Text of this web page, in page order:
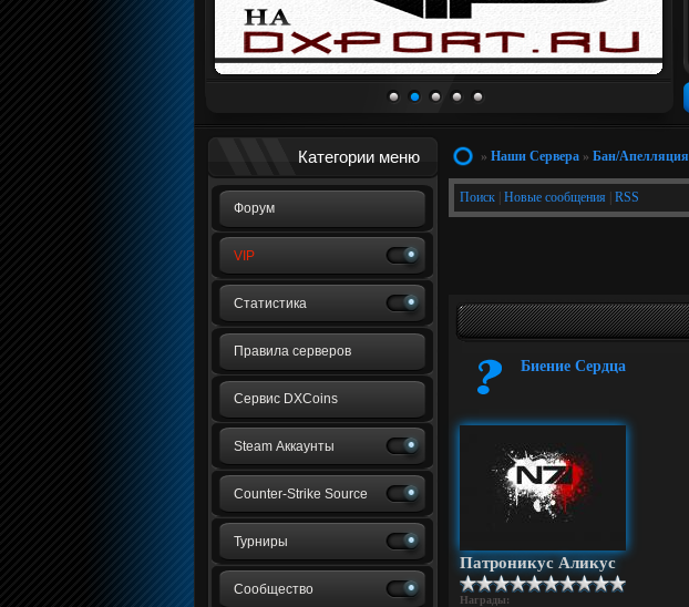
Категории меню
Форум
VIP
Статистика
Правила серверов
Сервис DXCoins
Steam Аккаунты
Counter-Strike Source
Турниры
Сообщество
» Наши Сервера» Бан/Апелляция
Поиск| Новые сообщения RSS
Биение Сердца
Патроникус Аликус
Награды: